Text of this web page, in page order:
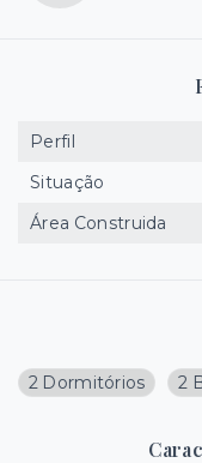
2 Dormitórios 2
Perfil
Situação
Área Construida